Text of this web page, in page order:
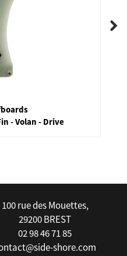
- Volan - Drive
100 rue des Mouettes,
29200 BREST
02 98 46 71 85
shore.com